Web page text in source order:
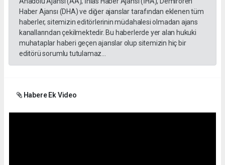
Haber Ajansı (DHA) ve diğer ajanslar tarafından eklenen tüm
haberler, sitemizin editörlerinin müdahalesi olmadan ajans
kanallarından çekilmektedir. Bu haberlerde yer alan hukuki
muhataplar haberi geçen ajanslar olup sitemizin hiç bir
editörü sorumlu tutulamaz...
Habere Ek Video